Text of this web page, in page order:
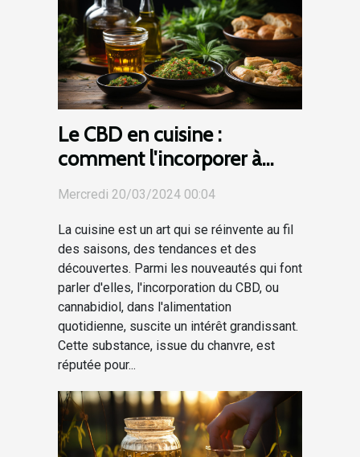
Le CBD en cuisine :
comment l'incorporer à
quotidienne
Mercredi 20/03/2024 00:04
La cuisine est un art qui se réinvente au fil
des saisons, des tendances et des
découvertes. Parmi les nouveautés qui font
parler d'elles, l'incorporation du CBD, ou
cannabidiol, dans l'alimentation
quotidienne, suscite un intérêt grandissant.
Cette substance, issue du chanvre, est
réputée pour...